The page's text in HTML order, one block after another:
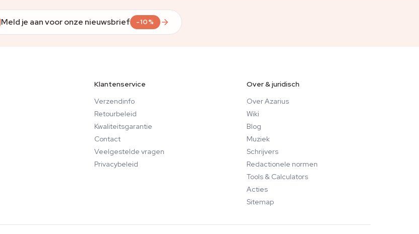
Meld je aan voor onze nieuwsbrief -10%
Klantenservice
Verzendinfo
Retourbeleid
Kwaliteitsgarantie
Contact
Veelgestelde vragen
Privacybeleid
Over & juridisch
Over Azarius
Wiki
Blog
Muziek
Schrijvers
Redactionele normen
Tools & Calculators
Acties
Sitemap